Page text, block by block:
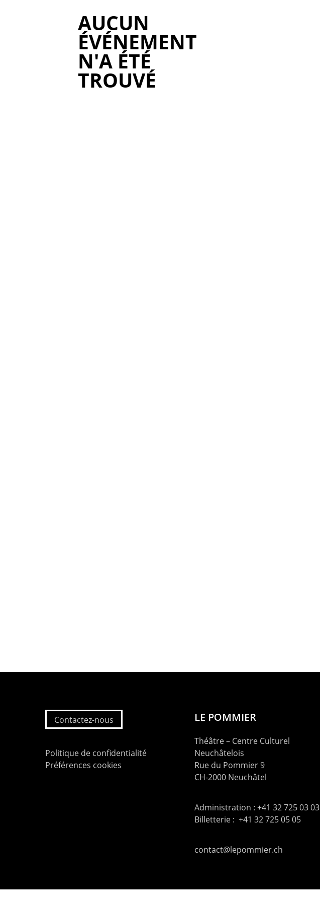
AUCUN
ÉVÉNEMENT
N'A ÉTÉ
TROUVÉ
Contactez-nous
Politique de confidentialité
Préférences cookies
LE POMMIER
Théâtre – Centre Culturel
Neuchâtelois
Rue du Pommier 9
CH-2000 Neuchâtel
Administration : +41 32 725 03 03
Billetterie : +41 32 725 05 05
contact@lepommier.ch